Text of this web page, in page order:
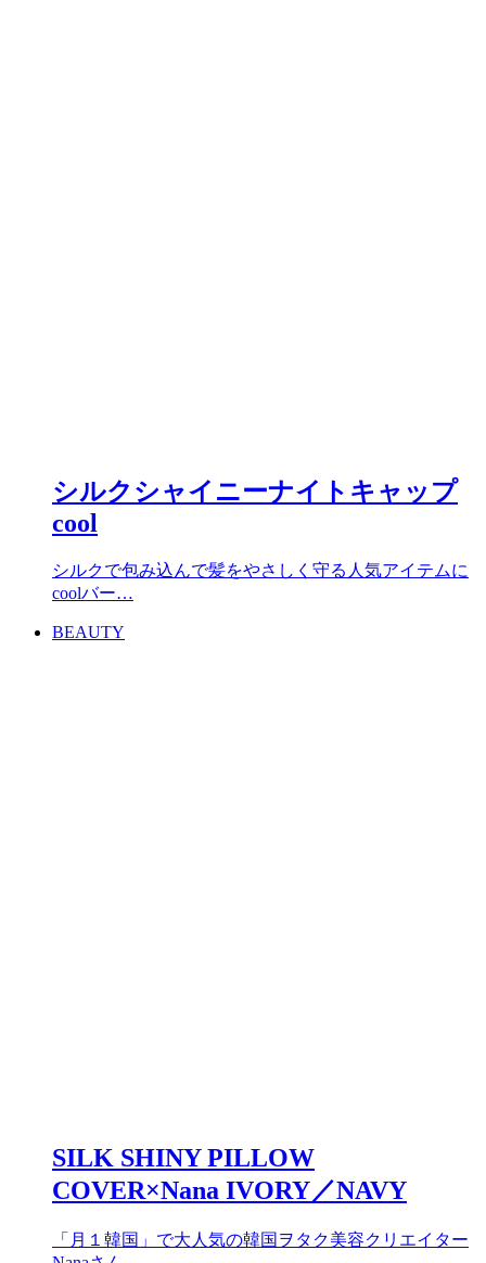
シルクシャイニーナイトキャップ
cool
シルクで包み込んで髪をやさしく守る人気アイテムに
coolバー…
BEAUTY
SILK SHINY PILLOW
COVER×Nana IVORY／NAVY
「月１韓国」で大人気の韓国ヲタク美容クリエイター